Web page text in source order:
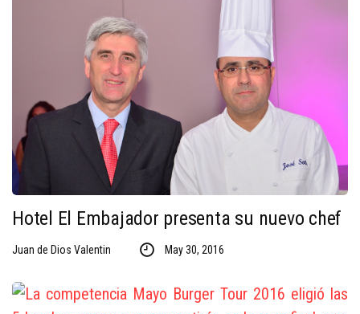
Hotel El Embajador presenta su nuevo chef
Juan de Dios Valentin May 30, 2016